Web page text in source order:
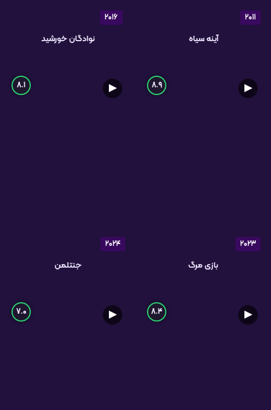
2011
آینه سیاه
2016
نوادگان خورشید
2023
▶
8.9
بازی مرگ
2024
▶
8.1
جنتلمن
▶
8.4
▶
7.0